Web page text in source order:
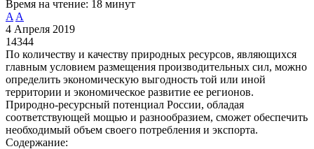
Время на чтение: 18 минут
A A
4 Апреля 2019
14344
По количеству и качеству природных ресурсов, являющихся
главным условием размещения производительных сил, можно
определить экономическую выгодность той или иной
территории и экономическое развитие ее регионов.
Природно-ресурсный потенциал России, обладая
соответствующей мощью и разнообразием, сможет обеспечить
необходимый объем своего потребления и экспорта.
Содержание: